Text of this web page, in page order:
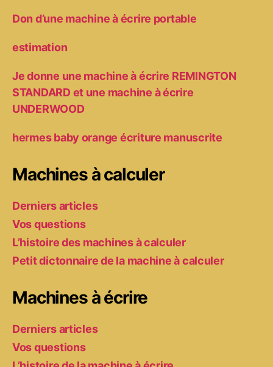
Don d’une machine à écrire portable
estimation
Je donne une machine à écrire REMINGTON
STANDARD et une machine à écrire
UNDERWOOD
hermes baby orange écriture manuscrite
Machines à calculer
Derniers articles
Vos questions
L’histoire des machines à calculer
Petit dictonnaire de la machine à calculer
Machines à écrire
Derniers articles
Vos questions